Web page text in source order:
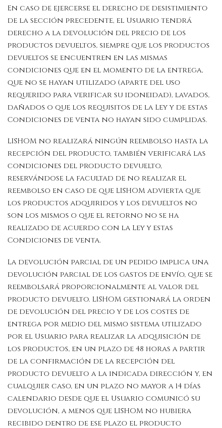
En caso de ejercerse el derecho de desistimiento
de la sección precedente, el Usuario tendrá
derecho a la devolución del precio de los
productos devueltos, siempre que los productos
devueltos se encuentren en las mismas
condiciones que en el momento de la entrega,
que no se hayan utilizado (aparte del uso
requerido para verificar su idoneidad), lavados,
dañados o que los requisitos de la Ley y de estas
Condiciones de venta no hayan sido cumplidas.
LISHOM no realizará ningún reembolso hasta la
recepción del producto, también verificará las
condiciones del producto devuelto,
reservándose la facultad de no realizar el
reembolso en caso de que LISHOM advierta que
los productos adquiridos y los devueltos no
son los mismos o que el retorno no se ha
realizado de acuerdo con la Ley y estas
Condiciones de venta.
La devolución parcial de un pedido implica una
devolución parcial de los gastos de envío, que se
reembolsará proporcionalmente al valor del
producto devuelto. LISHOM gestionará la orden
de devolución del precio y de los costes de
entrega por medio del mismo sistema utilizado
por el Usuario para realizar la adquisición de
los productos, en un plazo de 48 horas a partir
de la confirmación de la recepción del
producto devuelto a la indicada dirección y, en
cualquier caso, en un plazo no mayor a 14 días
calendario desde que el Usuario comunicó su
devolución, a menos que LISHOM no hubiera
recibido dentro de ese plazo el producto